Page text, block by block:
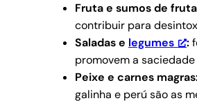
Fruta e sumos de
contribuir para
Saladas e legumes :
promovem a
Peixe e carnes
galinha e perú são as